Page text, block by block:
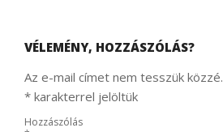
VÉLEMÉNY, HOZZÁSZÓLÁS?
Az e-mail címet nem tesszük közzé.
* karakterrel jelöltük
Hozzászólás